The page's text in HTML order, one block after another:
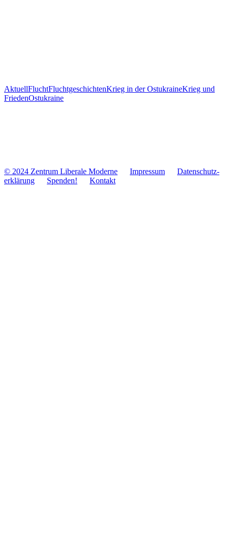
AktuellFluchtFluchtgeschichtenKrieg in der OstukraineKrieg und
FriedenOstukraine
© 2024 Zentrum Libe­rale Moderne Impres­sum
Daten­schutz­
er­klä­rung
Spenden! Kontakt